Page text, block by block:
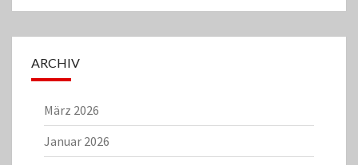
ARCHIV
März 2026
Januar 2026